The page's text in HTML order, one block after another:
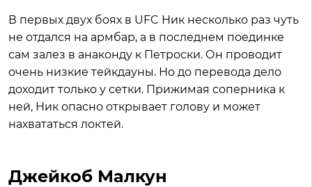
В первых двух боях в UFC Ник несколько раз чуть
не отдался на армбар, а в последнем поединке
сам залез в анаконду к Петроски. Он проводит
очень низкие тейкдауны. Но до перевода дело
доходит только у сетки. Прижимая соперника к
ней, Ник опасно открывает голову и может
нахвататься локтей.
Джейкоб Малкун